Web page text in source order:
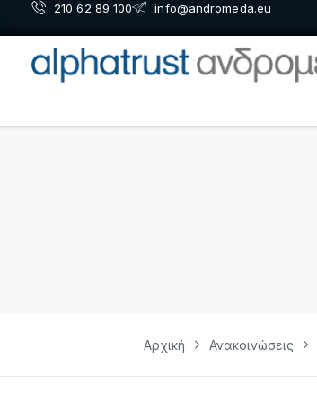
210 62 89 100 info@andromeda.eu
Αρχική Ανακοινώσεις